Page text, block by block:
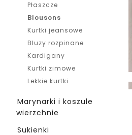
Płaszcze
Blousons
Kurtki jeansowe
Bluzy rozpinane
Kardigany
Kurtki zimowe
Lekkie kurtki
Marynarki i koszule
wierzchnie
Sukienki